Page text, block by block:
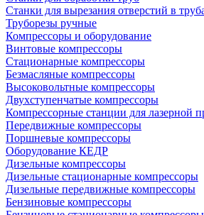
Станки для вырезания отверстий в
Труборезы ручные
Компрессоры и оборудование
Винтовые компрессоры
Стационарные компрессоры
Безмасляные компрессоры
Высоковольтные компрессоры
Двухступенчатые компрессоры
Компрессорные станции для лазерной
Передвижные компрессоры
Поршневые компрессоры
Оборудование КЕДР
Дизельные компрессоры
Дизельные стационарные компрессоры
Дизельные передвижные компрессоры
Бензиновые компрессоры